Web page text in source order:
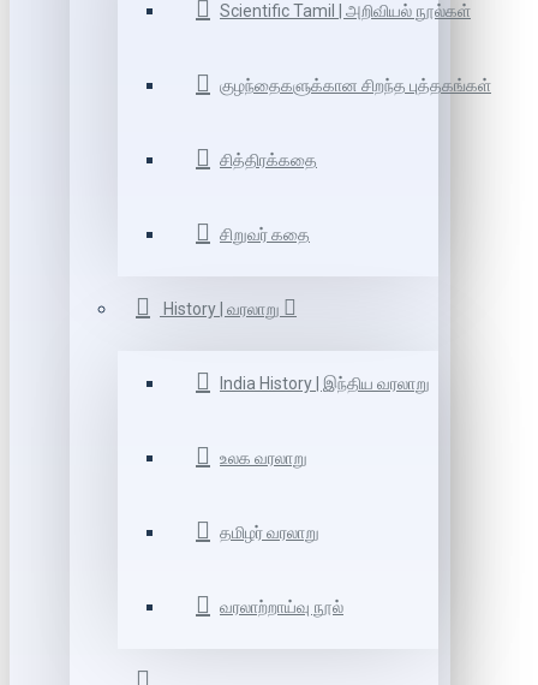
Scientific Tamil | அறிவியல் நூல்கள்
குழந்தைகளுக்கான சிறந்த புத்தகங்கள்
சித்திரக்கதை
சிறுவர் கதை
History | வரலாறு
India History | இந்திய வரலாறு
உலக வரலாறு
தமிழர் வரலாறு
வரலாற்றாய்வு நூல்